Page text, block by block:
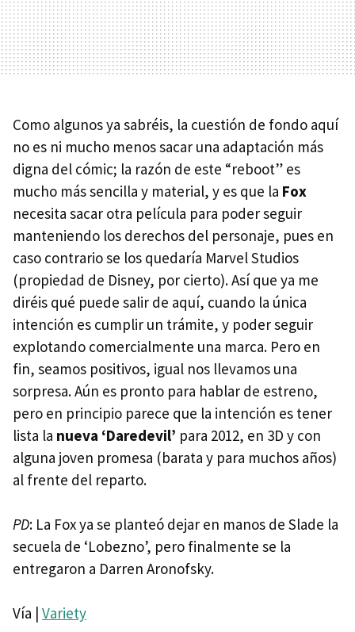
Como algunos ya sabréis, la cuestión de fondo aquí
no es ni mucho menos sacar una adaptación más
digna del cómic; la razón de este “reboot” es
mucho más sencilla y material, y es que la Fox
necesita sacar otra película para poder seguir
manteniendo los derechos del personaje, pues en
caso contrario se los quedaría Marvel Studios
(propiedad de Disney, por cierto). Así que ya me
diréis qué puede salir de aquí, cuando la única
intención es cumplir un trámite, y poder seguir
explotando comercialmente una marca. Pero en
fin, seamos positivos, igual nos llevamos una
sorpresa. Aún es pronto para hablar de estreno,
pero en principio parece que la intención es tener
lista la nueva ‘Daredevil’ para 2012, en 3D y con
alguna joven promesa (barata y para muchos años)
al frente del reparto.
PD: La Fox ya se planteó dejar en manos de Slade la
secuela de ‘Lobezno’, pero finalmente se la
entregaron a Darren Aronofsky.
Vía | Variety